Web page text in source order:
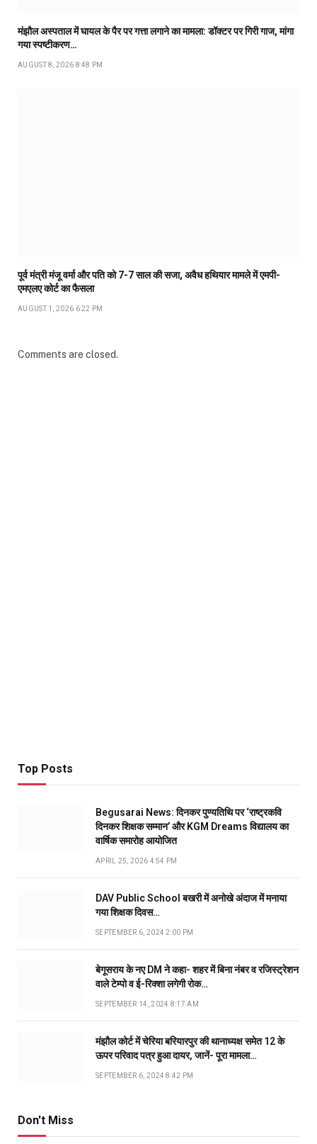
मंझौल अस्पताल में घायल के पैर पर गत्ता लगाने का मामला: डॉक्टर पर गिरी गाज, मांगा
गया स्पष्टीकरण…
AUGUST 8, 2026 8:48 PM
पूर्व मंत्री मंजू वर्मा और पति को 7-7 साल की सजा, अवैध हथियार मामले में एमपी-
एमएलए कोर्ट का फैसला
AUGUST 1, 2026 6:22 PM
Comments are closed.
Top Posts
Begusarai News: दिनकर पुण्यतिथि पर ‘राष्ट्रकवि
दिनकर शिक्षक सम्मान’ और KGM Dreams विद्यालय का
वार्षिक समारोह आयोजित
APRIL 25, 2026 4:54 PM
DAV Public School बखरी में अनोखे अंदाज में मनाया
गया शिक्षक दिवस…
SEPTEMBER 6, 2024 2:00 PM
बेगूसराय के नए DM ने कहा- शहर में बिना नंबर व रजिस्ट्रेशन
वाले टेम्पो व ई-रिक्शा लगेगी रोक…
SEPTEMBER 14, 2024 8:17 AM
मंझौल कोर्ट में चेरिया बरियारपुर की थानाध्यक्ष समेत 12 के
ऊपर परिवाद पत्र हुआ दायर, जानें- पूरा मामला…
SEPTEMBER 6, 2024 8:42 PM
Don't Miss